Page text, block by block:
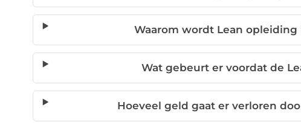
Waarom wordt Lean
Wat gebeurt er voordat de
Hoeveel geld gaat er verloren